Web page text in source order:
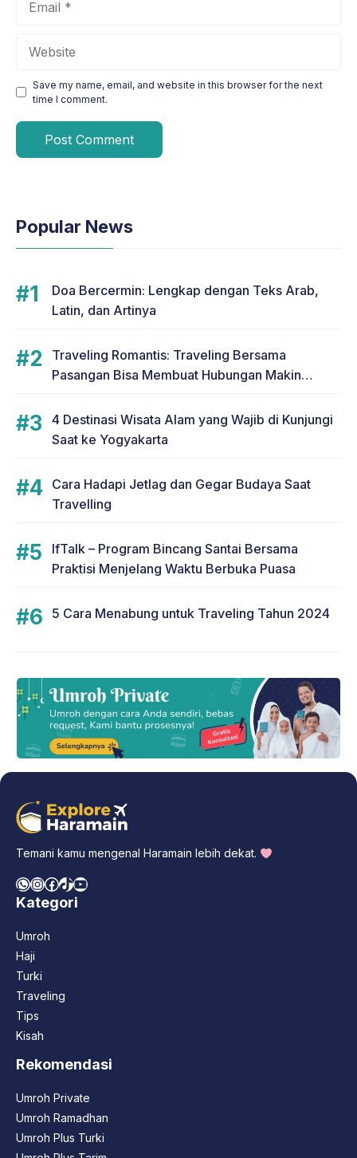
Save my name, email, and website in this browser for the next
time I comment.
Popular News
Doa Bercermin: Lengkap dengan Teks Arab,
Latin, dan Artinya
Traveling Romantis: Traveling Bersama
Pasangan Bisa Membuat Hubungan Makin
4 Destinasi Wisata Alam yang Wajib di Kunjungi
Saat ke Yogyakarta
Cara Hadapi Jetlag dan Gegar Budaya Saat
Travelling
IfTalk – Program Bincang Santai Bersama
Praktisi Menjelang Waktu Berbuka Puasa
5 Cara Menabung untuk Traveling Tahun 2024
Temani kamu mengenal Haramain lebih dekat.
WhatsApp
Instagram
Facebook
TikTok
YouTube
Kategori
Umroh
Haji
Turki
Traveling
Tips
Kisah
Rekomendasi
Umroh Private
Umroh Ramadhan
Umroh Plus Turki